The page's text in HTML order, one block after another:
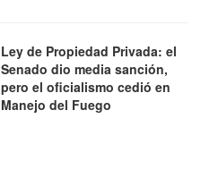
Ley de Propiedad Privada: el
Senado dio media sanción,
pero el oficialismo cedió en
Manejo del Fuego